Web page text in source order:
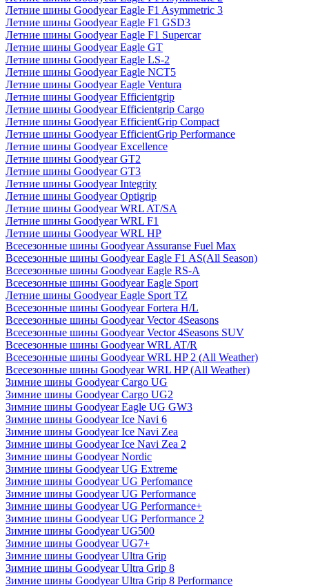
Летние шины Goodyear Eagle F1 Asymmetric 3
Летние шины Goodyear Eagle F1 GSD3
Летние шины Goodyear Eagle F1 Supercar
Летние шины Goodyear Eagle GT
Летние шины Goodyear Eagle LS-2
Летние шины Goodyear Eagle NCT5
Летние шины Goodyear Eagle Ventura
Летние шины Goodyear Efficientgrip
Летние шины Goodyear Efficientgrip Cargo
Летние шины Goodyear EfficientGrip Compact
Летние шины Goodyear EfficientGrip Performance
Летние шины Goodyear Excellence
Летние шины Goodyear GT2
Летние шины Goodyear GT3
Летние шины Goodyear Integrity
Летние шины Goodyear Optigrip
Летние шины Goodyear WRL AT/SA
Летние шины Goodyear WRL F1
Летние шины Goodyear WRL HP
Всесезонные шины Goodyear Assuranse Fuel Max
Всесезонные шины Goodyear Eagle F1 AS(All Season)
Всесезонные шины Goodyear Eagle RS-A
Всесезонные шины Goodyear Eagle Sport
Летние шины Goodyear Eagle Sport TZ
Всесезонные шины Goodyear Fortera H/L
Всесезонные шины Goodyear Vector 4Seasons
Всесезонные шины Goodyear Vector 4Seasons SUV
Всесезонные шины Goodyear WRL AT/R
Всесезонные шины Goodyear WRL HP 2 (All Weather)
Всесезонные шины Goodyear WRL HP (All Weather)
Зимние шины Goodyear Cargo UG
Зимние шины Goodyear Cargo UG2
Зимние шины Goodyear Eagle UG GW3
Зимние шины Goodyear Ice Navi 6
Зимние шины Goodyear Ice Navi Zea
Зимние шины Goodyear Ice Navi Zea 2
Зимние шины Goodyear Nordic
Зимние шины Goodyear UG Extreme
Зимние шины Goodyear UG Perfomance
Зимние шины Goodyear UG Performance
Зимние шины Goodyear UG Performance+
Зимние шины Goodyear UG Performance 2
Зимние шины Goodyear UG500
Зимние шины Goodyear UG7+
Зимние шины Goodyear Ultra Grip
Зимние шины Goodyear Ultra Grip 8
Зимние шины Goodyear Ultra Grip 8 Performance